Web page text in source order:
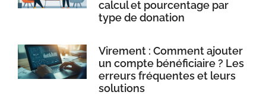
calcul et pourcentage par
type de donation
Virement : Comment ajouter
un compte bénéficiaire ? Les
erreurs fréquentes et leurs
solutions